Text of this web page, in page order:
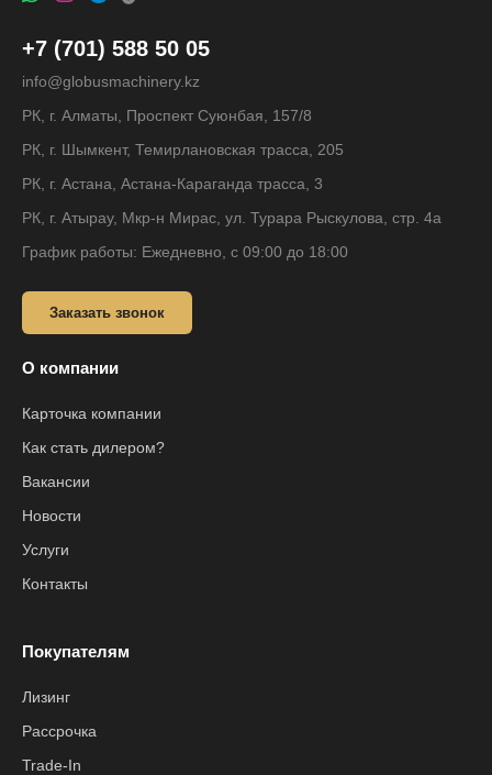
+7 (701) 588 50 05
info@globusmachinery.kz
РК, г. Алматы, Проспект Суюнбая, 157/8
РК, г. Шымкент, Темирлановская трасса, 205
РК, г. Астана, Астана-Караганда трасса, 3
РК, г. Атырау, Мкр-н Мирас, ул. Турара Рыскулова, стр. 4а
График работы: Ежедневно, с 09:00 до 18:00
Заказать звонок
О компании
Карточка компании
Как стать дилером?
Вакансии
Новости
Услуги
Контакты
Покупателям
Лизинг
Рассрочка
Trade-In